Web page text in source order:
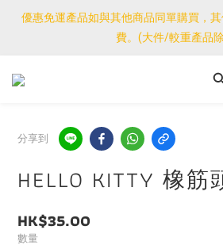
優惠免運產品如與其他商品同單購買，
費。(大件/較重產品
優惠免運產品如與其他商品同單購買，
費。(大件/較重產品
<公告>感謝支持！我們團隊由30/7~12/8
優惠免運產品如與其他商品同單購買，
費。(大件/較重產品除
分享到
HELLO KITTY 橡筋
HK$35.00
數量